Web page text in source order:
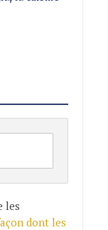
les
dont les